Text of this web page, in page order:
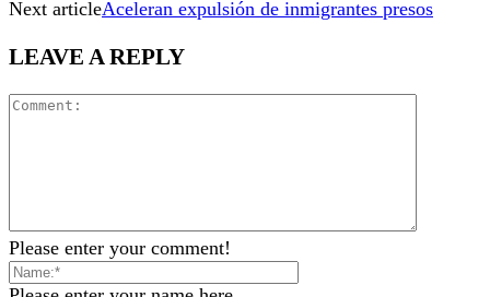
Next articleAceleran expulsión de inmigrantes presos
LEAVE A REPLY
Please enter your comment!